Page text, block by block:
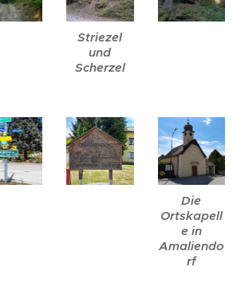
Striezel
und
Scherzel
Die
Ortskapell
e in
Amaliendo
rf